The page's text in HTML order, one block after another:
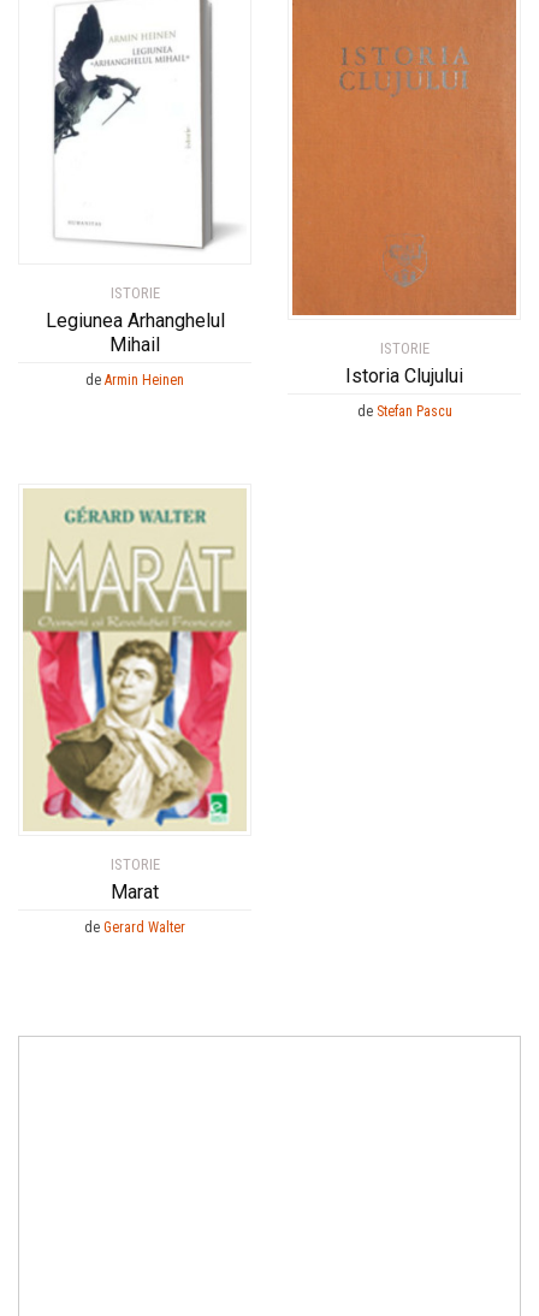
ISTORIE
Legiunea Arhanghelul
Mihail
de Armin Heinen
ISTORIE
Istoria Clujului
de Stefan Pascu
ISTORIE
Marat
de Gerard Walter